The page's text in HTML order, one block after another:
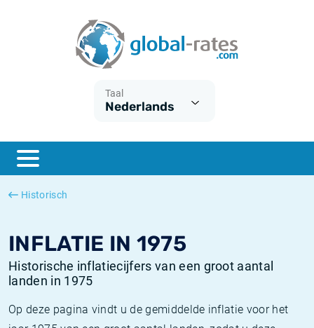
Taal
Nederlands
Historisch
INFLATIE IN 1975
Historische inflatiecijfers van een groot aantal
landen in 1975
Op deze pagina vindt u de gemiddelde inflatie voor het
ESTER
SONIA
Wat is CPI inflatie?
Wat is HICP inflatie?
Nederlandse inflatie - CPI
Amerikaanse inflatie - CPI
Euribor historie
SOFR historie
TONAR historie
Inflatiecalculator